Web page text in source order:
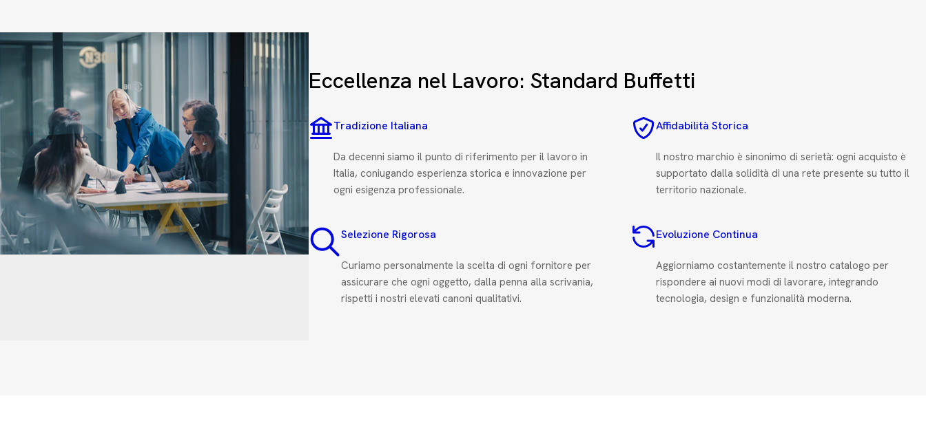
Eccellenza nel Lavoro: Standard Buffetti
Tradizione Italiana
Da decenni siamo il punto di riferimento per il lavoro in
Italia, coniugando esperienza storica e innovazione per
ogni esigenza professionale.
Affidabilità Storica
Il nostro marchio è sinonimo di serietà: ogni acquisto è
supportato dalla solidità di una rete presente su tutto il
territorio nazionale.
Selezione Rigorosa
Curiamo personalmente la scelta di ogni fornitore per
assicurare che ogni oggetto, dalla penna alla scrivania,
rispetti i nostri elevati canoni qualitativi.
Evoluzione Continua
Aggiorniamo costantemente il nostro catalogo per
rispondere ai nuovi modi di lavorare, integrando
tecnologia, design e funzionalità moderna.